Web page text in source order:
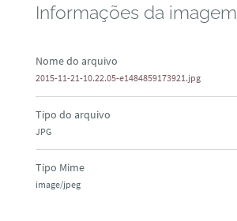
Informações da imagem
Nome do arquivo
2015-11-21-10.22.05-e1484859173921.jpg
Tipo do arquivo
JPG
Tipo Mime
image/jpeg